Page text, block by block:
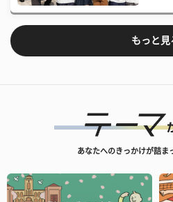
もっと見
あなたへのきっかけが詰ま